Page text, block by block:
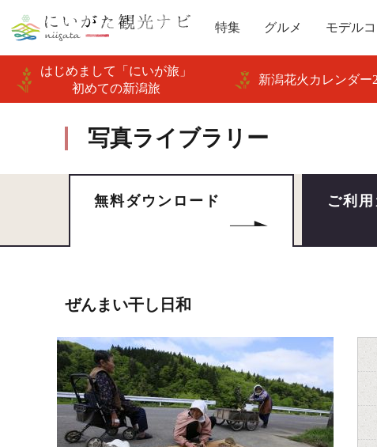
特集 グルメ モデル
はじめまして「にいが旅」
初めての新潟旅
新潟花火カレンダー
写真ライブラリー
無料ダウンロード ご利
ぜんまい干し日和